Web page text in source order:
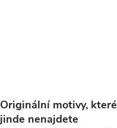
Originální motivy, které
jinde nenajdete